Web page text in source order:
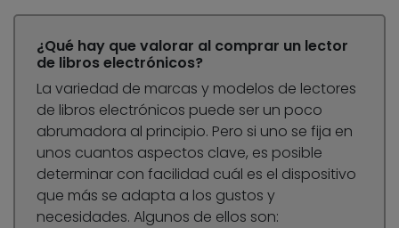
¿Qué hay que valorar al comprar un lector
de libros electrónicos?
La variedad de marcas y modelos de lectores
de libros electrónicos puede ser un poco
abrumadora al principio. Pero si uno se fija en
unos cuantos aspectos clave, es posible
determinar con facilidad cuál es el dispositivo
que más se adapta a los gustos y
necesidades. Algunos de ellos son: